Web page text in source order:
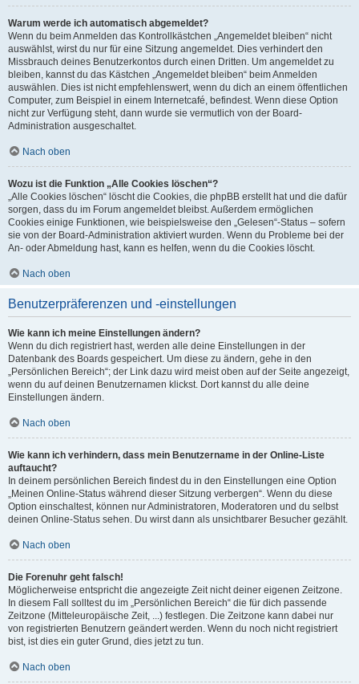
Warum werde ich automatisch abgemeldet?
Wenn du beim Anmelden das Kontrollkästchen „Angemeldet bleiben“ nicht
auswählst, wirst du nur für eine Sitzung angemeldet. Dies verhindert den
Missbrauch deines Benutzerkontos durch einen Dritten. Um angemeldet zu
bleiben, kannst du das Kästchen „Angemeldet bleiben“ beim Anmelden
auswählen. Dies ist nicht empfehlenswert, wenn du dich an einem öffentlichen
Computer, zum Beispiel in einem Internetcafé, befindest. Wenn diese Option
nicht zur Verfügung steht, dann wurde sie vermutlich von der Board-
Administration ausgeschaltet.
Nach oben
Wozu ist die Funktion „Alle Cookies löschen“?
„Alle Cookies löschen“ löscht die Cookies, die phpBB erstellt hat und die dafür
sorgen, dass du im Forum angemeldet bleibst. Außerdem ermöglichen
Cookies einige Funktionen, wie beispielsweise den „Gelesen“-Status – sofern
sie von der Board-Administration aktiviert wurden. Wenn du Probleme bei der
An- oder Abmeldung hast, kann es helfen, wenn du die Cookies löscht.
Nach oben
Benutzerpräferenzen und -einstellungen
Wie kann ich meine Einstellungen ändern?
Wenn du dich registriert hast, werden alle deine Einstellungen in der
Datenbank des Boards gespeichert. Um diese zu ändern, gehe in den
„Persönlichen Bereich“; der Link dazu wird meist oben auf der Seite angezeigt,
wenn du auf deinen Benutzernamen klickst. Dort kannst du alle deine
Einstellungen ändern.
Nach oben
Wie kann ich verhindern, dass mein Benutzername in der Online-Liste
auftaucht?
In deinem persönlichen Bereich findest du in den Einstellungen eine Option
„Meinen Online-Status während dieser Sitzung verbergen“. Wenn du diese
Option einschaltest, können nur Administratoren, Moderatoren und du selbst
deinen Online-Status sehen. Du wirst dann als unsichtbarer Besucher gezählt.
Nach oben
Die Forenuhr geht falsch!
Möglicherweise entspricht die angezeigte Zeit nicht deiner eigenen Zeitzone.
In diesem Fall solltest du im „Persönlichen Bereich“ die für dich passende
Zeitzone (Mitteleuropäische Zeit, ...) festlegen. Die Zeitzone kann dabei nur
von registrierten Benutzern geändert werden. Wenn du noch nicht registriert
bist, ist dies ein guter Grund, dies jetzt zu tun.
Nach oben